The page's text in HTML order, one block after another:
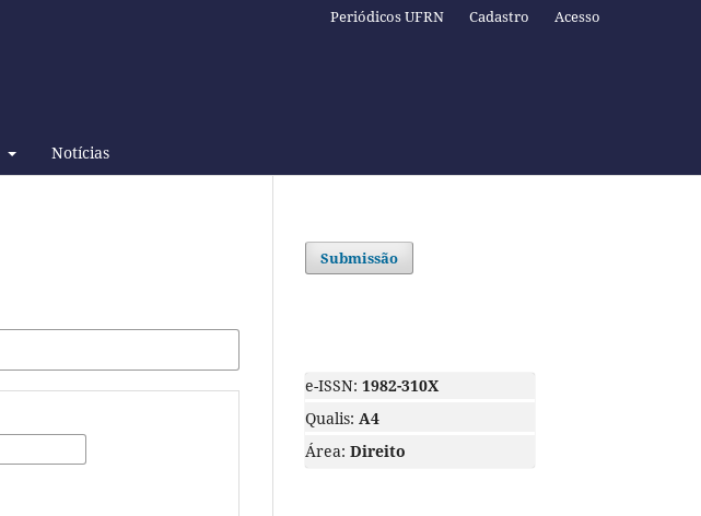
Notícias
Periódicos UFRN Cadastro Acesso
Submissão
e-ISSN: 1982-310X
Qualis: A4
Área: Direito